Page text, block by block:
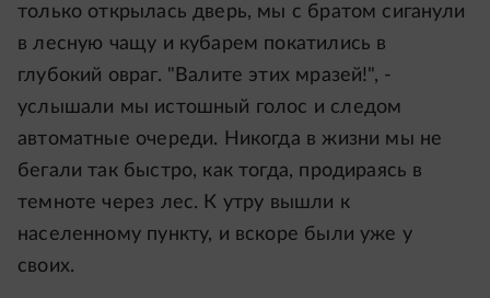
только открылась дверь, мы с братом сиганули
в лесную чащу и кубарем покатились в
глубокий овраг. "Валите этих мразей!", -
услышали мы истошный голос и следом
автоматные очереди. Никогда в жизни мы не
бегали так быстро, как тогда, продираясь в
темноте через лес. К утру вышли к
населенному пункту, и вскоре были уже у
своих.